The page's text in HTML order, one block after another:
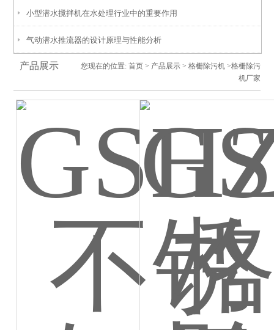
小型潜水搅拌机在水处理行业中的重要作用
气动潜水推流器的设计原理与性能分析
产品展示 您现在的位置: 首页> 产品展示> 格栅除污机>格栅除污
机厂家